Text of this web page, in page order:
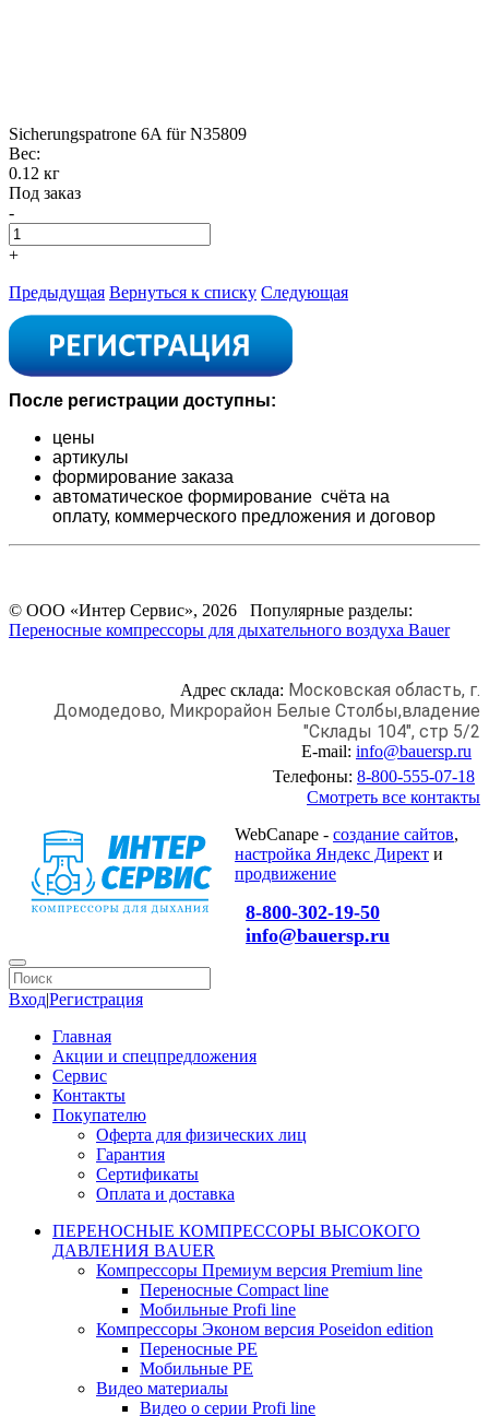
Sicherungspatrone 6A für N35809
Вес:
0.12 кг
Под заказ
-
+
Предыдущая Вернуться к списку Следующая
После регистрации доступны:
цены
артикулы
формирование заказа
автоматическое формирование счёта на
оплату, коммерческого предложения и договор
© ООО «Интер Сервис», 2026 Популярные разделы:
Переносные компрессоры для дыхательного воздуха Bauer
Адрес склада: Московская область, г.
Домодедово, Микрорайон Белые Столбы,владение
"Склады 104", стр 5/2
E-mail: info@bauersp.ru
Телефоны: 8-800-555-07-18
Смотреть все контакты
WebCanape - создание сайтов,
настройка Яндекс Директ и
продвижение
8-800-302-19-50
info@bauersp.ru
Вход|Регистрация
Главная
Акции и спецпредложения
Сервис
Контакты
Покупателю
Оферта для физических лиц
Гарантия
Сертификаты
Оплата и доставка
ПЕРЕНОСНЫЕ КОМПРЕССОРЫ ВЫСОКОГО
ДАВЛЕНИЯ BAUER
Компрессоры Премиум версия Premium line
Переносные Compact line
Мобильные Profi line
Компрессоры Эконом версия Poseidon edition
Переносные PE
Мобильные PE
Видео материалы
Видео о серии Profi line